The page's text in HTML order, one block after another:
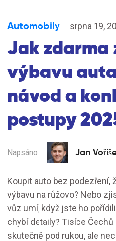
Automobily srpna 19,
Jak zdarma
výbavu
návod a
postupy
Napsáno Jan
Koupit auto bez podezření,
výbavu na růžovo? Nebo
vůz umí, když jste ho
chybí detaily? Tisíce
skutečně pod rukou, ale